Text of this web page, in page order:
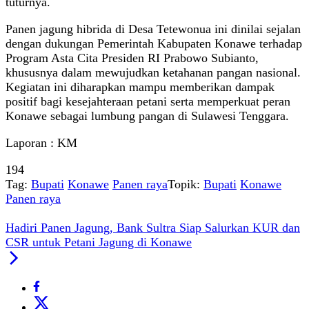
Panen jagung hibrida di Desa Tetewonua ini dinilai sejalan
dengan dukungan Pemerintah Kabupaten Konawe terhadap
Program Asta Cita Presiden RI Prabowo Subianto,
khususnya dalam mewujudkan ketahanan pangan nasional.
Kegiatan ini diharapkan mampu memberikan dampak
positif bagi kesejahteraan petani serta memperkuat peran
Konawe sebagai lumbung pangan di Sulawesi Tenggara.
Laporan : KM
194
Tag: Bupati Konawe Panen rayaTopik: Bupati Konawe
Panen raya
Hadiri Panen Jagung, Bank Sultra Siap Salurkan KUR dan
CSR untuk Petani Jagung di Konawe